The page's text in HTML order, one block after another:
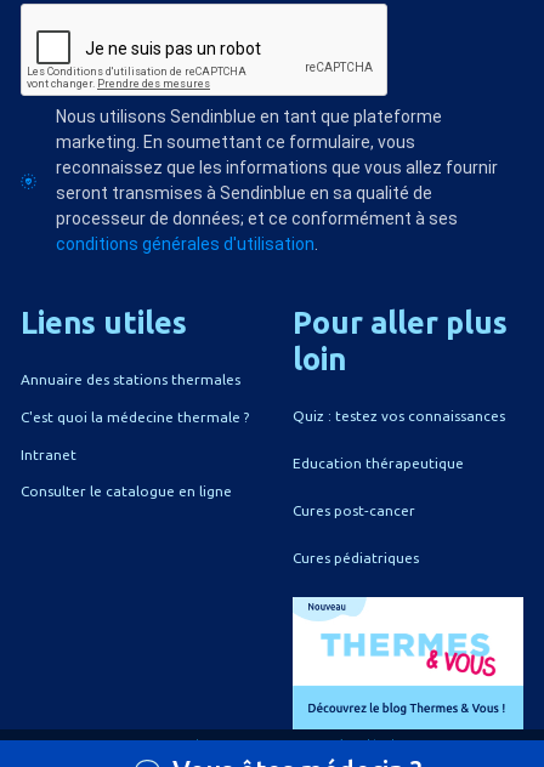
Nous utilisons Sendinblue en tant que plateforme
marketing. En soumettant ce formulaire, vous
reconnaissez que les informations que vous allez fournir
seront transmises à Sendinblue en sa qualité de
processeur de données; et ce conformément à ses
conditions générales d'utilisation.
Liens utiles
Annuaire des stations thermales
C'est quoi la médecine thermale ?
Intranet
Consulter le catalogue en ligne
Pour aller plus
loin
Quiz : testez vos connaissances
Education thérapeutique
Cures post-cancer
Cures pédiatriques